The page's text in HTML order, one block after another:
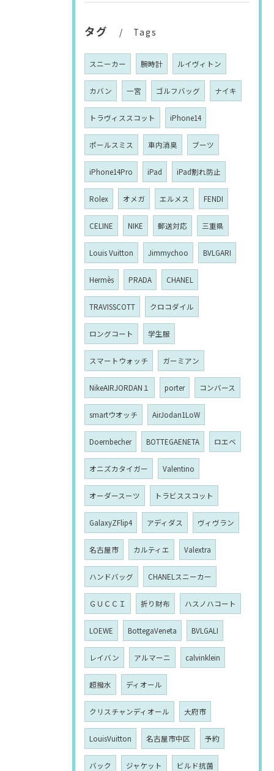
タグ Tags
スニーカー 腕時計 ルイヴィトン
カバン 一宮 ゴルフバッグ ナイキ
トラヴィススコット iPhone14
ポールスミス 車内消臭 ブーツ
iPhone14Pro iPad iPad割れ防止
Rolex オメガ エルメス FENDI
CELINE NIKE 郵送対応 三重県
Louis Vuitton Jimmychoo BVLGARI
Hermès PRADA CHANEL
TRAVISSCOTT クロコダイル
ロングコート 学生服
スマートウォッチ ガーミアン
NikeAIRJORDAN１ porter コンバース
smartウオッチ AirJodan1LoW
Doernbecher BOTTEGAENETA ロエベ
オニズカタイガー Valentino
オーダースーツ トラビススコット
GalaxyZFlip4 アディダス ヴィヴラン
名古屋市 カルティエ Valextra
ハンドバッグ CHANELスニーカー
ＧＵＣＣＩ 折り財布 ハスノハコート
LOEWE BottegaVeneta BVLGALI
レイバン アルマーニ calvinklein
超撥水 ディオール
クリスチャンディオール 大府市
LouisVuitton 名古屋市中区 予約
バック ジャケット ビルド抗菌